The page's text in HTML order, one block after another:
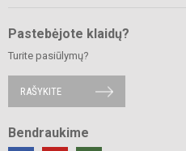
Pastebėjote klaidų?
Turite pasiūlymų?
RAŠYKITE
Bendraukime